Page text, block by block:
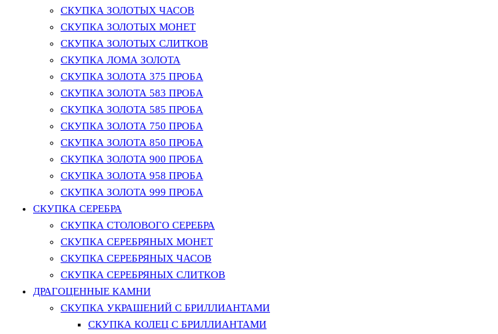
СКУПКА ЗОЛОТЫХ ЧАСОВ
СКУПКА ЗОЛОТЫХ МОНЕТ
СКУПКА ЗОЛОТЫХ СЛИТКОВ
СКУПКА ЛОМА ЗОЛОТА
СКУПКА ЗОЛОТА 375 ПРОБА
СКУПКА ЗОЛОТА 583 ПРОБА
СКУПКА ЗОЛОТА 585 ПРОБА
СКУПКА ЗОЛОТА 750 ПРОБА
СКУПКА ЗОЛОТА 850 ПРОБА
СКУПКА ЗОЛОТА 900 ПРОБА
СКУПКА ЗОЛОТА 958 ПРОБА
СКУПКА ЗОЛОТА 999 ПРОБА
СКУПКА СЕРЕБРА
СКУПКА СТОЛОВОГО СЕРЕБРА
СКУПКА СЕРЕБРЯНЫХ МОНЕТ
СКУПКА СЕРЕБРЯНЫХ ЧАСОВ
СКУПКА СЕРЕБРЯНЫХ СЛИТКОВ
ДРАГОЦЕННЫЕ КАМНИ
СКУПКА УКРАШЕНИЙ С БРИЛЛИАНТАМИ
СКУПКА КОЛЕЦ С БРИЛЛИАНТАМИ